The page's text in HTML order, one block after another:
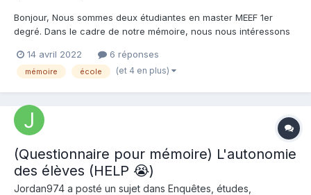
Bonjour, Nous sommes deux étudiantes en master MEEF 1er
degré. Dans le cadre de notre mémoire, nous nous intéressons
journal scolaire est un outil pertinent à l’école et comment il peut
favoriser les apprentissages. C’est po...
14 avril 2022 6 réponses
mémoire école (et 4 en plus)
(Questionnaire pour mémoire) L'autonomie
des élèves (HELP 😭)
Jordan974 a posté un sujet dans Enquêtes, études,